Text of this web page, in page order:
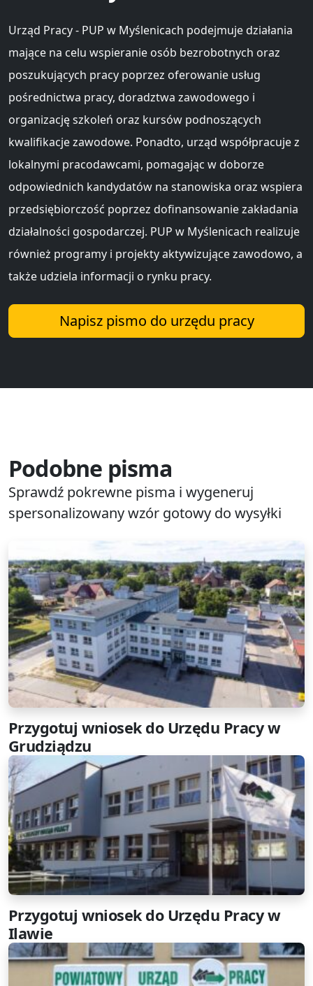
Urząd Pracy - PUP w Myślenicach podejmuje działania
mające na celu wspieranie osób bezrobotnych oraz
poszukujących pracy poprzez oferowanie usług
pośrednictwa pracy, doradztwa zawodowego i
organizację szkoleń oraz kursów podnoszących
kwalifikacje zawodowe. Ponadto, urząd współpracuje z
lokalnymi pracodawcami, pomagając w doborze
odpowiednich kandydatów na stanowiska oraz wspiera
przedsiębiorczość poprzez dofinansowanie zakładania
działalności gospodarczej. PUP w Myślenicach realizuje
również programy i projekty aktywizujące zawodowo, a
także udziela informacji o rynku pracy.
Napisz pismo do urzędu pracy
Podobne pisma
Sprawdź pokrewne pisma i wygeneruj
spersonalizowany wzór gotowy do wysyłki
Przygotuj wniosek do Urzędu Pracy w
Grudziądzu
Przygotuj wniosek do Urzędu Pracy w
Ilawie